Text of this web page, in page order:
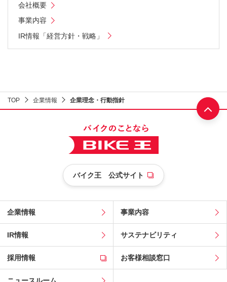
会社概要
事業内容
IR情報「経営方針・戦略」
TOP 企業情報 企業理念・行動指針
へ
バイク王 公式サイト
企業情報 事業内容
IR情報 サステナビリティ
採用情報 お客様相談窓口
ニュースルーム